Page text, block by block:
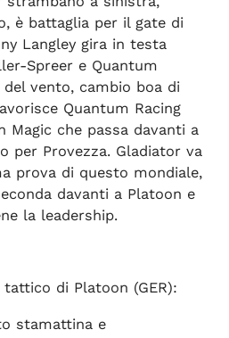
è battaglia per il gate di
Langley gira in testa
Spreer e Quantum
vento, cambio boa di
Quantum Racing
Magic che passa davanti a
per Provezza. Gladiator va
prova di questo mondiale,
davanti a Platoon e
la leadership.
di Platoon (GER):
stamattina e